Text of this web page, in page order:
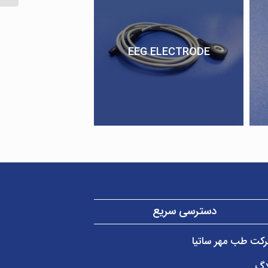
EEG ELECTRODE
دسترسی سریع
طب مهر ساتیا